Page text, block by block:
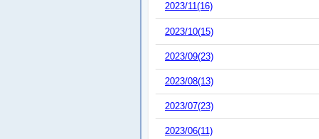
2023/11(16)
2023/10(15)
2023/09(23)
2023/08(13)
2023/07(23)
2023/06(11)